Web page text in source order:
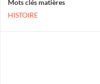
Mots clés matières
HISTOIRE